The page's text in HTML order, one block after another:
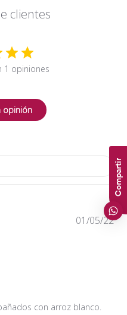
clientes
1 opiniones
opinión
con arroz blanco.
01/05/22
Compartir